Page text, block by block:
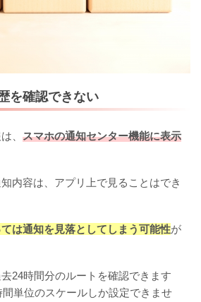
を確認できない
、 スマホの通知センター機能に表示
内容は、アプリ上で見ることはでき
は通知を見落としてしまう可能性が
24時間分のルートを確認できます
単位のスケールしか設定できませ